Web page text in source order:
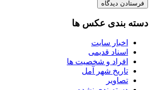
دسته بندی عکس ها
اخبار سایت
اسناد قدیمی
افراد و شخصیت ها
تاریخ شهر آمل
تصاویر